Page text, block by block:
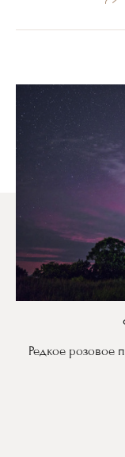
Редкое розовое